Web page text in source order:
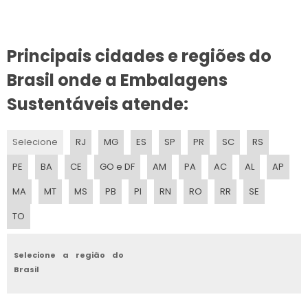
Principais cidades e regiões do
Brasil onde a Embalagens
Sustentáveis atende:
Selecione RJ MG ES SP PR SC
RS
PE
BA CE GO e DF AM PA AC AL
AP
MA
MT MS PB PI RN RO RR
SE
TO
Selecione a região do
Brasil